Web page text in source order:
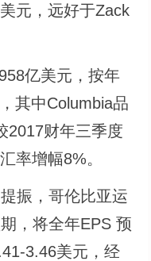
元，远好于Zack
亿美元，按年
其中Columbia品
2017财年三季度
率增幅8%。
振，哥伦比亚运
，将全年EPS 预
3.46美元，经